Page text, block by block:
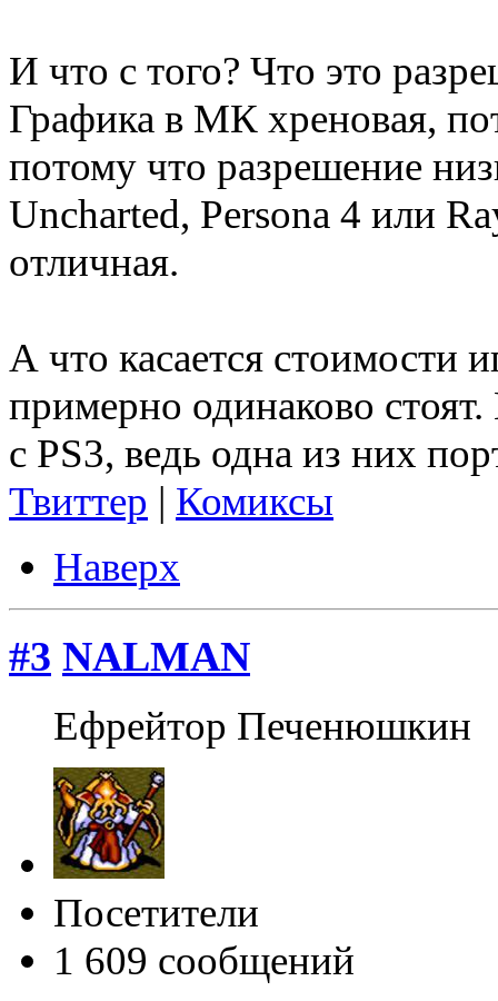
И что с того? Что это
Графика в МК хреновая,
потому что разрешение
Uncharted, Persona 4 или
отличная.
А что касается стоимости
примерно одинаково
с PS3, ведь одна из них
Твиттер | Комиксы
Наверх
#3 NALMAN
Ефрейтор Печенюшкин
Посетители
1 609 сообщений